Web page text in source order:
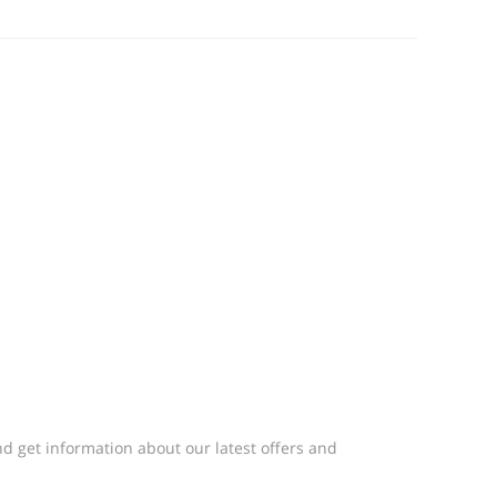
get information about our latest offers and